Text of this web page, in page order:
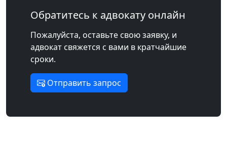
Обратитесь к адвокату онлайн
Пожалуйста, оставьте свою заявку, и
адвокат свяжется с вами в кратчайшие
сроки.
Отправить запрос